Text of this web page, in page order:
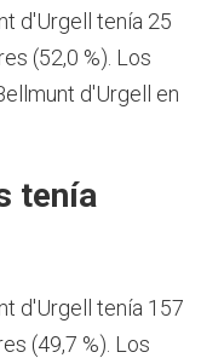
d'Urgell tenía 25
(52,0 %). Los
d'Urgell en
tenía
d'Urgell tenía 157
(49,7 %). Los